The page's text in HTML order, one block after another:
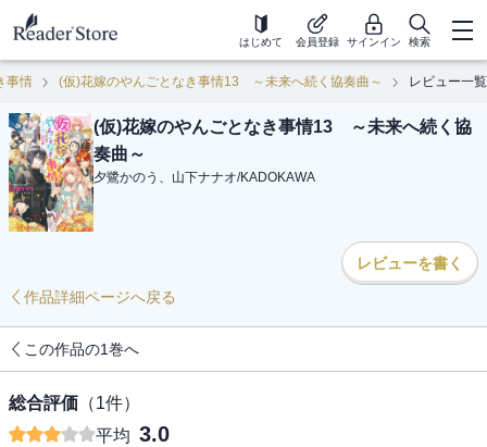
はじめて 会員登録 サインイン 検索
事情 (仮)花嫁のやんごとなき事情13 ～未来へ続く協奏曲～ レビュー一覧
(仮)花嫁のやんごとなき事情13 ～未来へ続く協
奏曲～
夕鷺かのう、山下ナナオ/KADOKAWA
レビューを書く
作品詳細ページへ戻る
この作品の1巻へ
総合評価 （1件）
平均 3.0